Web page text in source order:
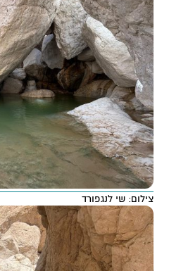
צילום: שי לנגפורד